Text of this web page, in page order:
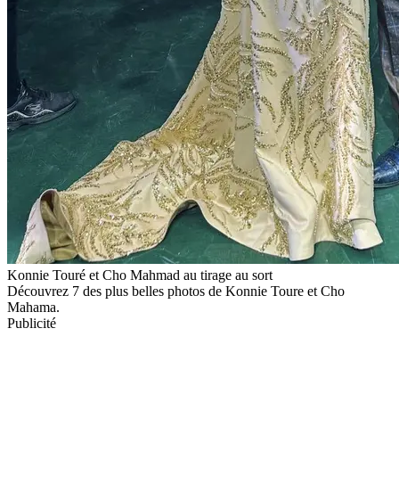
Konnie Touré et Cho Mahmad au tirage au sort
Découvrez 7 des plus belles photos de Konnie Toure et Cho
Mahama.
Publicité